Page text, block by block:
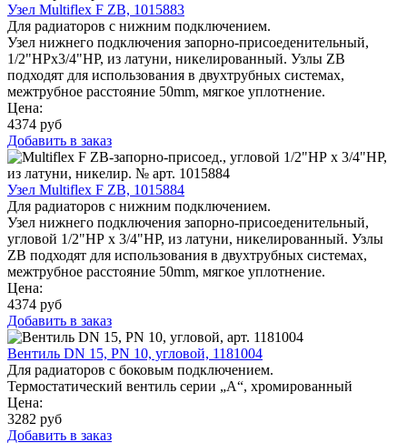
Узел Multiflex F ZB, 1015883
Для радиаторов с нижним подключением.
Узел нижнего подключения запорно-присоеденительный,
1/2"НРx3/4"НР, из латуни, никелированный. Узлы ZB
подходят для использования в двухтрубных системах,
межтрубное расстояние 50mm, мягкое уплотнение.
Цена:
4374 руб
Добавить в заказ
Узел Multiflex F ZB, 1015884
Для радиаторов с нижним подключением.
Узел нижнего подключения запорно-присоеденительный,
угловой 1/2"НР x 3/4"НР, из латуни, никелированный. Узлы
ZB подходят для использования в двухтрубных системах,
межтрубное расстояние 50mm, мягкое уплотнение.
Цена:
4374 руб
Добавить в заказ
Вентиль DN 15, PN 10, угловой, 1181004
Для радиаторов с боковым подключением.
Термостатический вентиль серии „A“, хромированный
Цена:
3282 руб
Добавить в заказ